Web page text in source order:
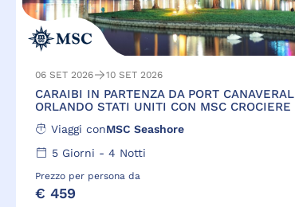
06 SET 2026 10 SET 2026
CARAIBI IN PARTENZA DA PORT CANAVERAL
ORLANDO STATI UNITI CON MSC CROCIERE
Viaggi conMSC Seashore
5 Giorni -4 Notti
Prezzo per persona da
€ 459